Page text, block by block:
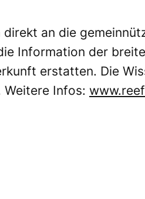
an die
Information der
erstatten. Die
Infos: